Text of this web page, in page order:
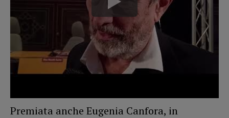
Premiata anche Eugenia Canfora, in